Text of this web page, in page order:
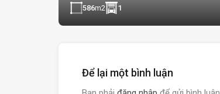
586m2 1
Để lại một bình luận